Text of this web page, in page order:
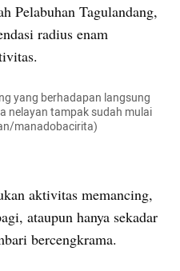
Pelabuhan Tagulandang,
radius enam
yang berhadapan langsung
nelayan tampak sudah mulai
manadobacirita)
aktivitas memancing,
ataupun hanya sekadar
bercengkrama.